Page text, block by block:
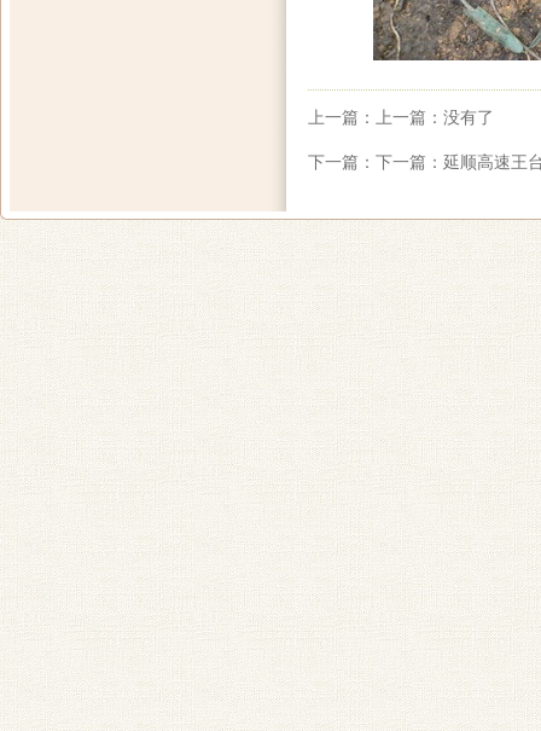
上一篇：上一篇：没有了
下一篇：下一篇： 延顺高速王